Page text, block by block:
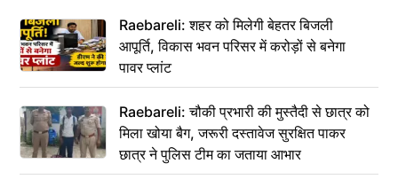
Raebareli: शहर को मिलेगी बेहतर बिजली
आपूर्ति, विकास भवन परिसर में करोड़ों से बनेगा
पावर प्लांट
Raebareli: चौकी प्रभारी की मुस्तैदी से छात्र को
मिला खोया बैग, जरूरी दस्तावेज सुरक्षित पाकर
छात्र ने पुलिस टीम का जताया आभार